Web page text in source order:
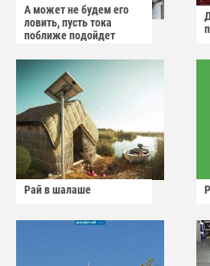
А может не будем его
ловить, пусть тока
поближе подойдет
Рай в шалаше